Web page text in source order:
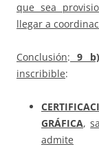
que sea
llegar a
Conclusión: 9
inscribible:
GRÁFICA,
admite